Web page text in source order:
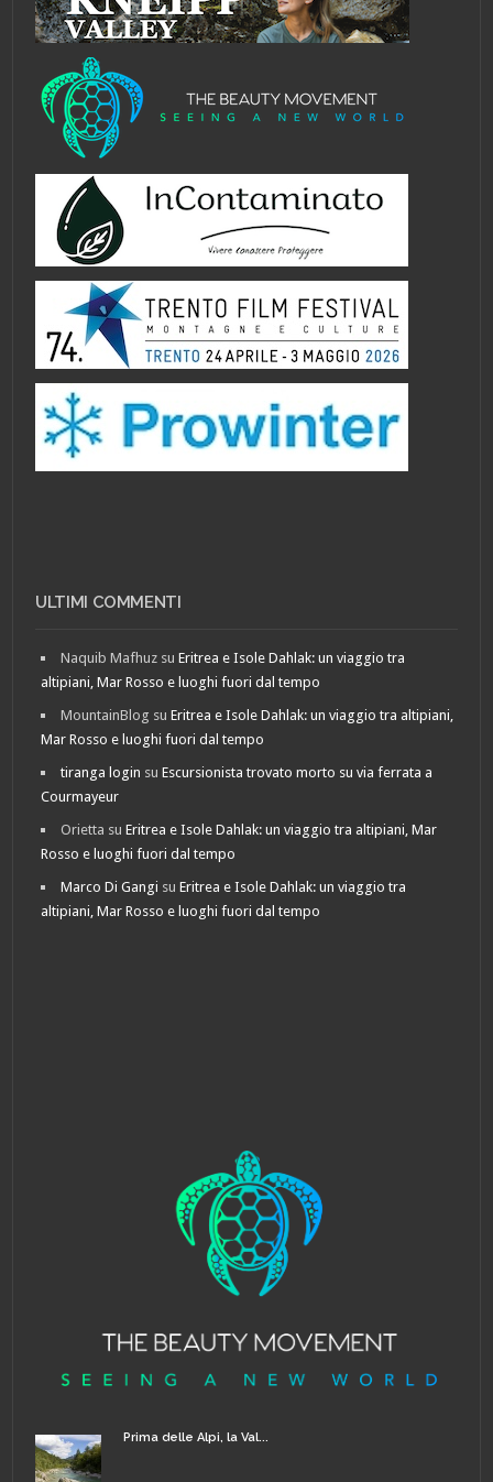
ULTIMI COMMENTI
Naquib Mafhuz suEritrea e Isole Dahlak: un viaggio tra
altipiani, Mar Rosso e luoghi fuori dal tempo
MountainBlog suEritrea e Isole Dahlak: un viaggio tra altipiani,
Mar Rosso e luoghi fuori dal tempo
tiranga login suEscursionista trovato morto su via ferrata a
Courmayeur
Orietta suEritrea e Isole Dahlak: un viaggio tra altipiani, Mar
Rosso e luoghi fuori dal tempo
Marco Di Gangi suEritrea e Isole Dahlak: un viaggio tra
altipiani, Mar Rosso e luoghi fuori dal tempo
Prima delle Alpi, la Val...